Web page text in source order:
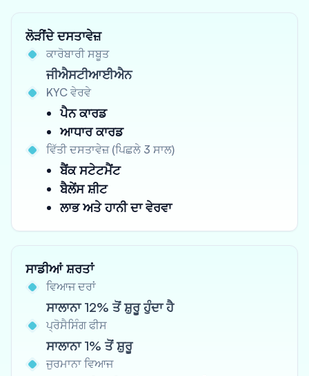
ਲੋੜੀਂਦੇ ਦਸਤਾਵੇਜ਼
ਕਾਰੋਬਾਰੀ ਸਬੂਤ
ਜੀਐਸਟੀਆਈਐਨ
KYC ਵੇਰਵੇ
ਪੈਨ ਕਾਰਡ
ਆਧਾਰ ਕਾਰਡ
ਵਿੱਤੀ ਦਸਤਾਵੇਜ਼ (ਪਿਛਲੇ 3 ਸਾਲ)
ਬੈਂਕ ਸਟੇਟਮੈਂਟ
ਬੈਲੇਂਸ ਸ਼ੀਟ
ਲਾਭ ਅਤੇ ਹਾਨੀ ਦਾ ਵੇਰਵਾ
ਸਾਡੀਆਂ ਸ਼ਰਤਾਂ
ਵਿਆਜ ਦਰਾਂ
ਸਾਲਾਨਾ 12% ਤੋਂ ਸ਼ੁਰੂ ਹੁੰਦਾ ਹੈ
ਪ੍ਰੋਸੈਸਿੰਗ ਫੀਸ
ਸਾਲਾਨਾ 1% ਤੋਂ ਸ਼ੁਰੂ
ਜੁਰਮਾਨਾ ਵਿਆਜ